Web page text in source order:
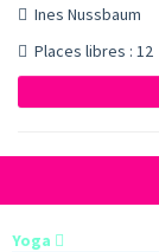
Ines Nussbaum
Places libres : 12
Yoga